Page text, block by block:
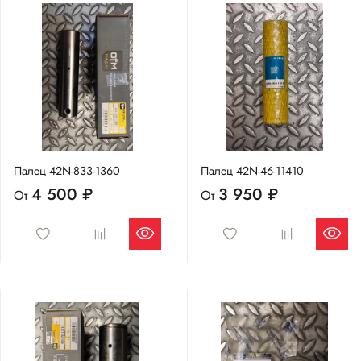
Палец 42N-833-1360
От 4 500 ₽
Палец 42N-46-11410
От 3 950 ₽